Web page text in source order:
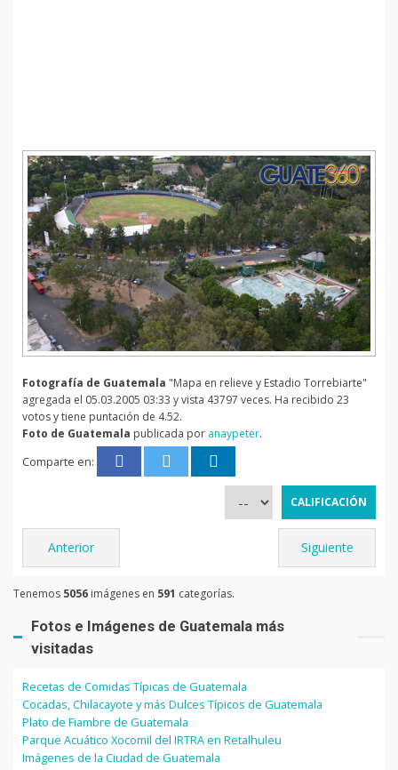
Fotografía de Guatemala "Mapa en relieve y Estadio Torrebiarte"
agregada el 05.03.2005 03:33 y vista 43797 veces. Ha recibido 23
votos y tiene puntación de 4.52.
Foto de Guatemala publicada por anaypeter.
Comparte en:
Anterior Siguiente
Tenemos 5056 imágenes en 591 categorías.
Fotos e Imágenes de Guatemala más
visitadas
Recetas de Comidas Típicas de Guatemala
Cocadas, Chilacayote y más Dulces Típicos de Guatemala
Plato de Fiambre de Guatemala
Parque Acuático Xocomil del IRTRA en Retalhuleu
Imágenes de la Ciudad de Guatemala